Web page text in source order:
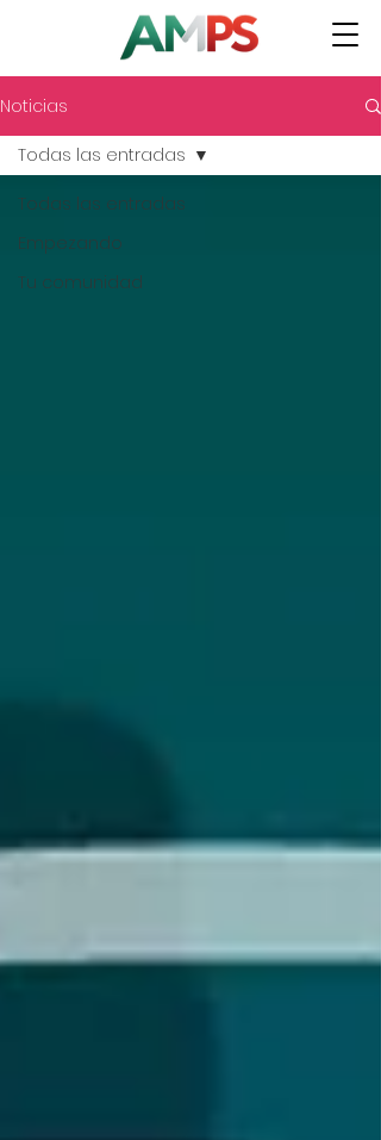
Noticias
Todas las entradas
Empezando
Tu comunidad
Todas las entradas